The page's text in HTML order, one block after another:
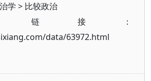
学 > 比较政治
链接：
data/63972.html